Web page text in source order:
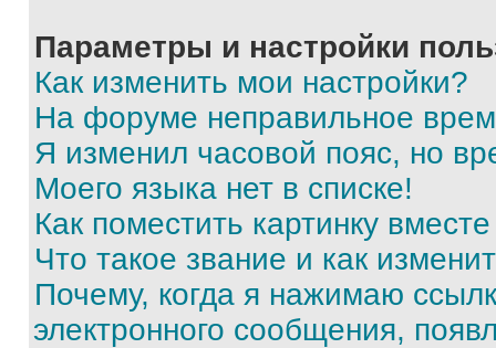
Параметры и настройки
Как изменить мои настройки?
На форуме неправильное
Я изменил часовой пояс, но
Моего языка нет в списке!
Как поместить картинку
Что такое звание и как
Почему, когда я нажимаю
электронного сообщения,